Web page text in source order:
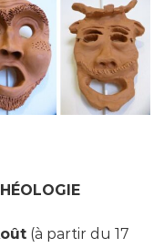
ÉOLOGIE
(à partir du 17